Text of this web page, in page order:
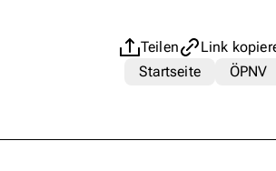
Teilen
Link
Startseite
ÖPNV